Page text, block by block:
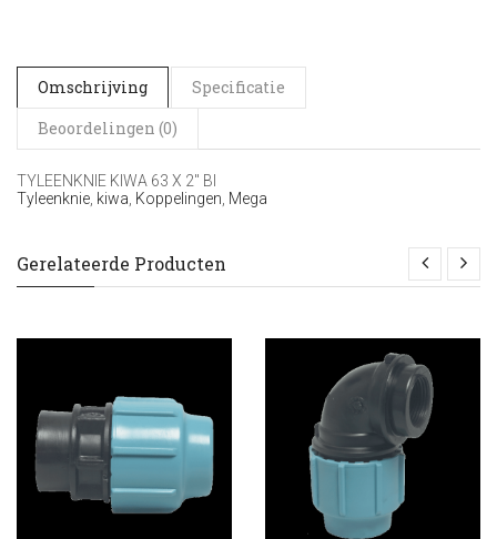
Omschrijving
Specificatie
Beoordelingen (0)
TYLEENKNIE KIWA 63 X 2" BI
Tyleenknie kiwa Koppelingen Mega
Gerelateerde Producten